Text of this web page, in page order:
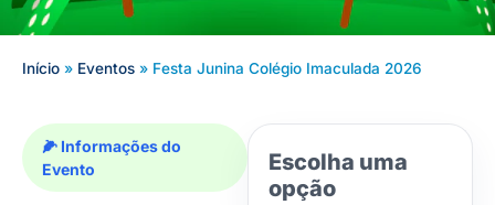
Início » Eventos » Festa Junina Colégio Imaculada 2026
🌽 Informações do
Evento